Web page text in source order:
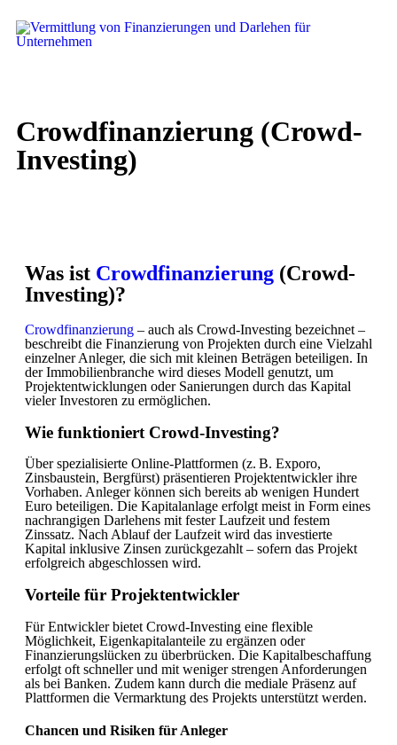
Crowdfinanzierung (Crowd-
Investing)
Was ist Crowdfinanzierung (Crowd-
Investing)?
Crowdfinanzierung – auch als Crowd-Investing bezeichnet –
beschreibt die Finanzierung von Projekten durch eine Vielzahl
einzelner Anleger, die sich mit kleinen Beträgen beteiligen. In
der Immobilienbranche wird dieses Modell genutzt, um
Projektentwicklungen oder Sanierungen durch das Kapital
vieler Investoren zu ermöglichen.
Wie funktioniert Crowd-Investing?
Über spezialisierte Online-Plattformen (z. B. Exporo,
Zinsbaustein, Bergfürst) präsentieren Projektentwickler ihre
Vorhaben. Anleger können sich bereits ab wenigen Hundert
Euro beteiligen. Die Kapitalanlage erfolgt meist in Form eines
nachrangigen Darlehens mit fester Laufzeit und festem
Zinssatz. Nach Ablauf der Laufzeit wird das investierte
Kapital inklusive Zinsen zurückgezahlt – sofern das Projekt
erfolgreich abgeschlossen wird.
Vorteile für Projektentwickler
Für Entwickler bietet Crowd-Investing eine flexible
Möglichkeit, Eigenkapitalanteile zu ergänzen oder
Finanzierungslücken zu überbrücken. Die Kapitalbeschaffung
erfolgt oft schneller und mit weniger strengen Anforderungen
als bei Banken. Zudem kann durch die mediale Präsenz auf
Plattformen die Vermarktung des Projekts unterstützt werden.
Chancen und Risiken für Anleger